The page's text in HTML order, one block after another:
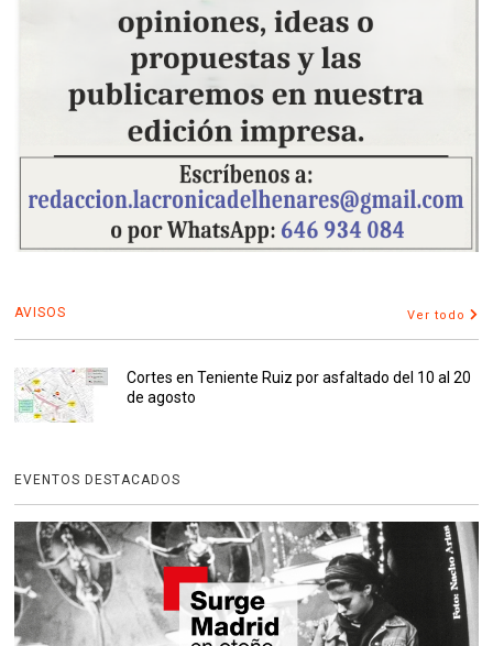
AVISOS Ver todo
Cortes en Teniente Ruiz por asfaltado del 10 al 20
de agosto
EVENTOS DESTACADOS